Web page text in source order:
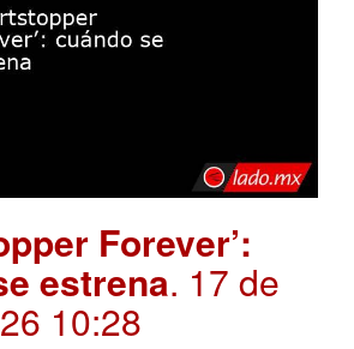
Forever’:
estrena. 17 de
10:28